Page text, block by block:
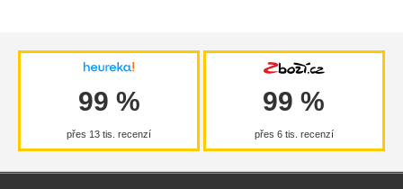
99 %
přes 13 tis. recenzí
99 %
přes 6 tis. recenzí